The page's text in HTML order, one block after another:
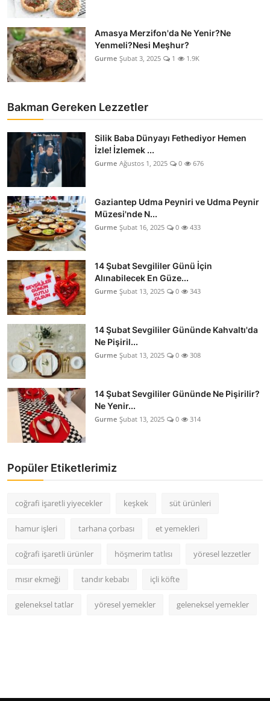
Amasya Merzifon'da Ne Yenir?Ne
Yenmeli?Nesi Meşhur?
Gurme Şubat 3, 2025 1 1.9K
Bakman Gereken Lezzetler
Silik Baba Dünyayı Fethediyor Hemen
İzle! İzlemek ...
Gurme Ağustos 1, 2025 0 676
Gaziantep Udma Peyniri ve Udma Peynir
Müzesi'nde N...
Gurme Şubat 16, 2025 0 433
14 Şubat Sevgililer Günü İçin
Alınabilecek En Güze...
Gurme Şubat 13, 2025 0 343
14 Şubat Sevgililer Gününde Kahvaltı'da
Ne Pişiril...
Gurme Şubat 13, 2025 0 308
14 Şubat Sevgililer Gününde Ne Pişirilir?
Ne Yenir...
Gurme Şubat 13, 2025 0 314
Popüler Etiketlerimiz
coğrafi işaretli yiyecekler keşkek süt ürünleri
hamur işleri tarhana çorbası et yemekleri
coğrafi işaretli ürünler höşmerim tatlısı yöresel lezzetler
mısır ekmeği tandır kebabı içli köfte
geleneksel tatlar yöresel yemekler geleneksel yemekler